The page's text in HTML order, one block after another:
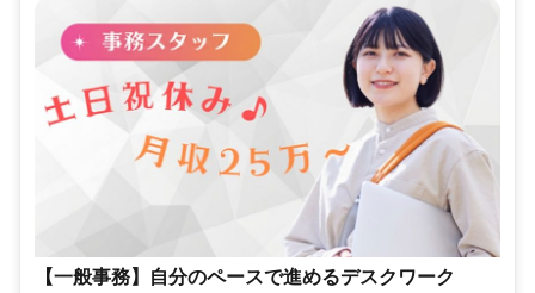
【一般事務】自分のペースで進めるデスクワーク